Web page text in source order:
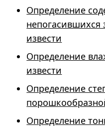
Определение
непогасившихся
извести
Определение
извести
Определение
Определение